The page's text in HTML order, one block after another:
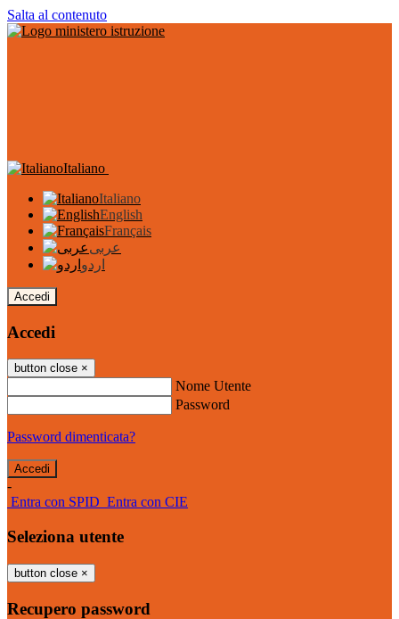
Salta al contenuto
Italiano
Italiano
English
Français
عربى
اردو
Accedi
Accedi
button close ×
Nome Utente
Password
Password dimenticata?
-
Entra con SPID Entra con CIE
Seleziona utente
button close ×
Recupero password